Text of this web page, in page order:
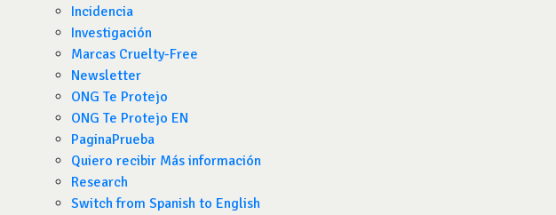
Incidencia
Investigación
Marcas Cruelty-Free
Newsletter
ONG Te Protejo
ONG Te Protejo EN
PaginaPrueba
Quiero recibir Más información
Research
Switch from Spanish to English